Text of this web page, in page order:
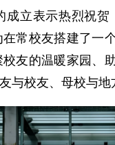
成立表示热烈祝
常校友搭建了一
友的温暖家园、
与校友、母校与地